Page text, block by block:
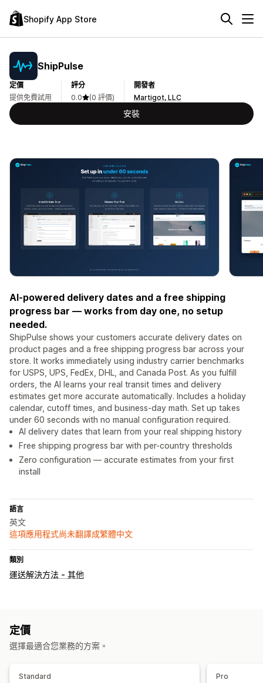
Shopify App Store
ShipPulse
定價
提供免費試用
評分
0.0
(0 評價)
開發者
Martigot, LLC
安裝
AI-powered delivery dates and a free shipping
progress bar — works from day one, no setup
needed.
ShipPulse shows your customers accurate delivery dates on
product pages and a free shipping progress bar across your
store. It works immediately using industry carrier benchmarks
for USPS, UPS, FedEx, DHL, and Canada Post. As you fulfill
orders, the AI learns your real transit times and delivery
estimates get more accurate automatically. Includes a holiday
calendar, cutoff times, and business-day math. Set up takes
under 60 seconds with no manual configuration required.
AI delivery dates that learn from your real shipping history
Free shipping progress bar with per-country thresholds
Zero configuration — accurate estimates from your first
install
語言
英文
這項應用程式尚未翻譯成繁體中文
類別
運送解決方法 - 其他
定價
選擇最適合您業務的方案。
Standard Pro